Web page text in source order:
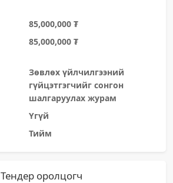
85,000,000 ₮
85,000,000 ₮
Зөвлөх үйлчилгээний
гүйцэтгэгчийг сонгон
шалгаруулах журам
Үгүй
Тийм
Тендер оролцогч